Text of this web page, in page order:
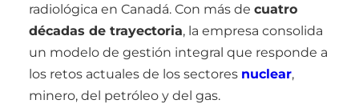
radiológica en Canadá. Con más de cuatro
décadas de trayectoria, la empresa consolida
un modelo de gestión integral que responde a
los retos actuales de los sectores nuclear,
minero, del petróleo y del gas.